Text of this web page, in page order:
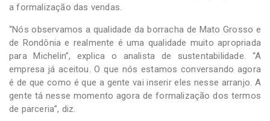
a formalização das vendas.
“Nós observamos a qualidade da borracha de Mato Grosso e
de Rondônia e realmente é uma qualidade muito apropriada
para Michelin”, explica o analista de sustentabilidade. “A
empresa já aceitou. O que nós estamos conversando agora
é de que como é que a gente vai inserir eles nesse arranjo. A
gente tá nesse momento agora de formalização dos termos
de parceria”, diz.